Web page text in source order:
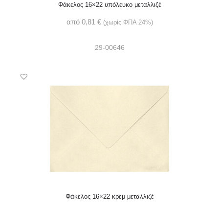
Φάκελος 16×22 υπόλευκο μεταλλιζέ
από 0,81 € (χωρίς ΦΠΑ 24%)
29-00646
Φάκελος 16×22 κρεμ μεταλλιζέ